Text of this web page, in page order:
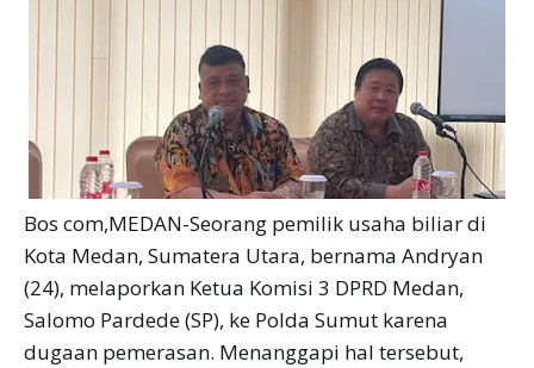
Bos com,MEDAN-Seorang pemilik usaha biliar di
Kota Medan, Sumatera Utara, bernama Andryan
(24), melaporkan Ketua Komisi 3 DPRD Medan,
Salomo Pardede (SP), ke Polda Sumut karena
dugaan pemerasan. Menanggapi hal tersebut,